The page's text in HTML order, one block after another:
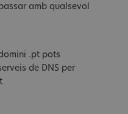
amb qualsevol
.pt pots
de DNS per